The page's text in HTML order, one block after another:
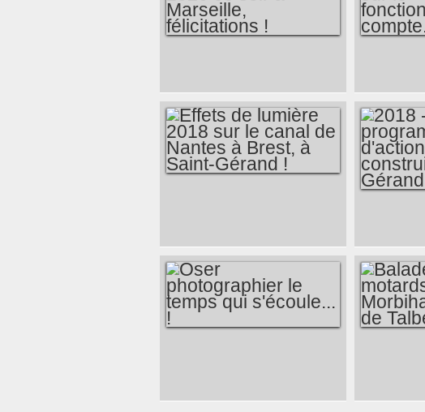
ÉLUE MISS
FRANCE 2020 CE
SOIR À MARSEILLE,
FÉLICITATIONS !
LE
DU
LUMIÈRE 2018 SUR
LE CANAL DE
NANTES À BREST,
À SAINT-GÉRAND !
PHOTOGRAPHIER